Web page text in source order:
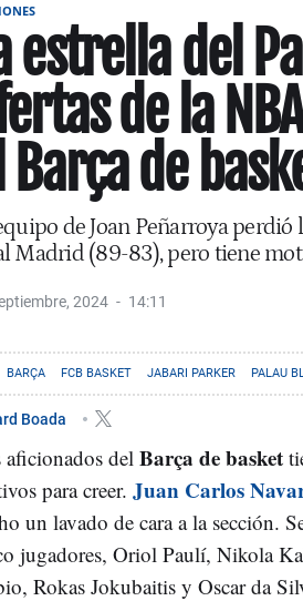
estrella del
de la
Barça de
de Joan Peñarroya
Madrid (89-83), pero tiene
2024 14:11
BARÇA FCB BASKET JABARI PARKER PALAU
Boada
del Barça de basket
para creer. Juan Carlos
un lavado de cara a la sección.
jugadores, Oriol Paulí, Nikola
Rokas Jokubaitis y Oscar da